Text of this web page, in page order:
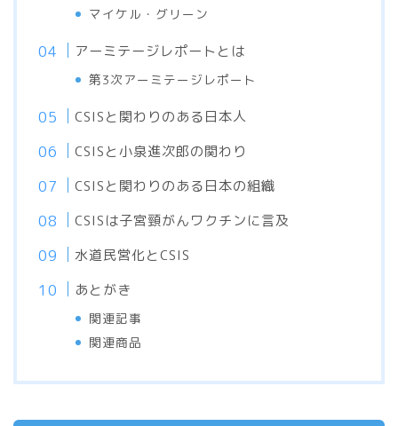
マイケル・グリーン
アーミテージレポートとは
第3次アーミテージレポート
CSISと関わりのある日本人
CSISと小泉進次郎の関わり
CSISと関わりのある日本の組織
CSISは子宮頸がんワクチンに言及
水道民営化とCSIS
あとがき
関連記事
関連商品